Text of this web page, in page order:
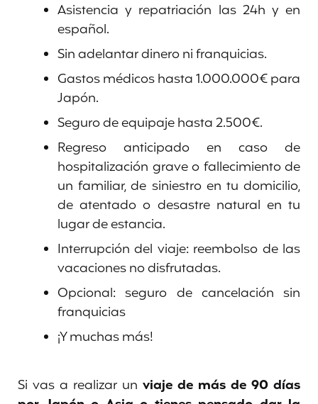
Asistencia y repatriación las 24h y en
español.
Sin adelantar dinero ni franquicias.
Gastos médicos hasta 1.000.000€ para
Japón.
Seguro de equipaje hasta 2.500€.
Regreso anticipado en caso de
hospitalización grave o fallecimiento de
un familiar, de siniestro en tu domicilio,
de atentado o desastre natural en tu
lugar de estancia.
Interrupción del viaje: reembolso de las
vacaciones no disfrutadas.
Opcional: seguro de cancelación sin
franquicias
¡Y muchas más!
Si vas a realizar un viaje de más de 90 días